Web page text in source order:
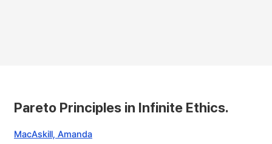
Pareto Principles in Infinite Ethics.
MacAskill, Amanda